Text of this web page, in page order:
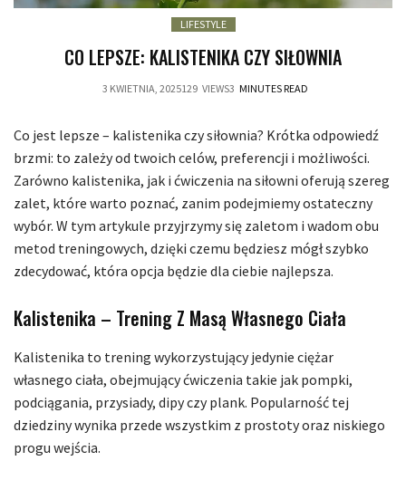
LIFESTYLE
CO LEPSZE: KALISTENIKA CZY SIŁOWNIA
3 KWIETNIA, 2025129 VIEWS3 MINUTES READ
Co jest lepsze – kalistenika czy siłownia? Krótka odpowiedź
brzmi: to zależy od twoich celów, preferencji i możliwości.
Zarówno kalistenika, jak i ćwiczenia na siłowni oferują szereg
zalet, które warto poznać, zanim podejmiemy ostateczny
wybór. W tym artykule przyjrzymy się zaletom i wadom obu
metod treningowych, dzięki czemu będziesz mógł szybko
zdecydować, która opcja będzie dla ciebie najlepsza.
Kalistenika – Trening Z Masą Własnego Ciała
Kalistenika to trening wykorzystujący jedynie ciężar
własnego ciała, obejmujący ćwiczenia takie jak pompki,
podciągania, przysiady, dipy czy plank. Popularność tej
dziedziny wynika przede wszystkim z prostoty oraz niskiego
progu wejścia.